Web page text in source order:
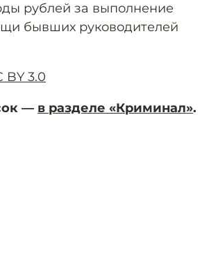
рублей за выполнение
бывших руководителей
BY 3.0
— в разделе «Криминал».